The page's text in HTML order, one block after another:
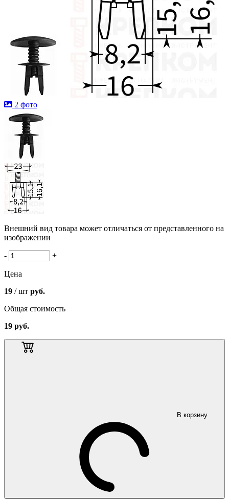
2 фото
Внешний вид товара может отличаться от представленного на
изображении
- +
Цена
19 / шт руб.
Общая стоимость
19 руб.
В корзину